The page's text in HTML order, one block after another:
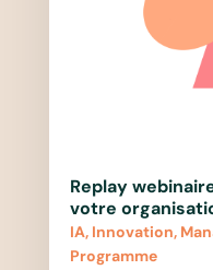
Replay
votre
IA, Innovation,
Programme